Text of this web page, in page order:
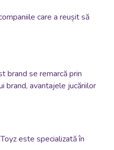
care a reușit să
brand se remarcă prin
brand, avantajele jucăriilor
este specializată în